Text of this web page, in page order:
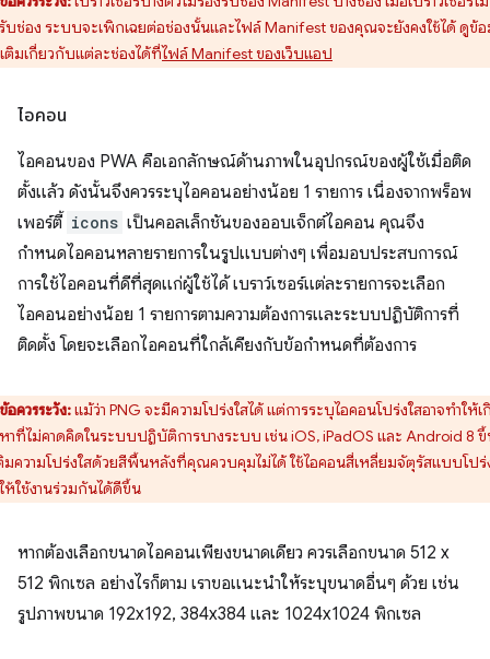
บช่อง ระบบจะเพิกเฉยต่อช่องนั้นและไฟล์ Manifest ของคุณจะยังคงใช้ได้ ดูข้
ติมเกี่ยวกับแต่ละช่องได้ที่ไฟล์ Manifest ของเว็บแอป
ไอคอน
ไอคอนของ PWA คือเอกลักษณ์ด้านภาพในอุปกรณ์ของผู้ใช้เมื่อติด
ตั้งแล้ว ดังนั้นจึงควรระบุไอคอนอย่างน้อย 1 รายการ เนื่องจากพร็อพ
เพอร์ตี้ icons เป็นคอลเล็กชันของออบเจ็กต์ไอคอน คุณจึง
กำหนดไอคอนหลายรายการในรูปแบบต่างๆ เพื่อมอบประสบการณ์
การใช้ไอคอนที่ดีที่สุดแก่ผู้ใช้ได้ เบราว์เซอร์แต่ละรายการจะเลือก
ไอคอนอย่างน้อย 1 รายการตามความต้องการและระบบปฏิบัติการที่
ติดตั้ง โดยจะเลือกไอคอนที่ใกล้เคียงกับข้อกำหนดที่ต้องการ
ข้อควรระวัง:แม้ว่า PNG จะมีความโปร่งใสได้ แต่การระบุไอคอนโปร่งใสอาจทำให้เ
ที่ไม่คาดคิดในระบบปฏิบัติการบางระบบ เช่น iOS, iPadOS และ Android 8
มความโปร่งใสด้วยสีพื้นหลังที่คุณควบคุมไม่ได้ ใช้ไอคอนสี่เหลี่ยมจัตุรัสแบบโปร่
ห้ใช้งานร่วมกันได้ดีขึ้น
หากต้องเลือกขนาดไอคอนเพียงขนาดเดียว ควรเลือกขนาด 512 x
512 พิกเซล อย่างไรก็ตาม เราขอแนะนำให้ระบุขนาดอื่นๆ ด้วย เช่น
รูปภาพขนาด 192x192, 384x384 และ 1024x1024 พิกเซล